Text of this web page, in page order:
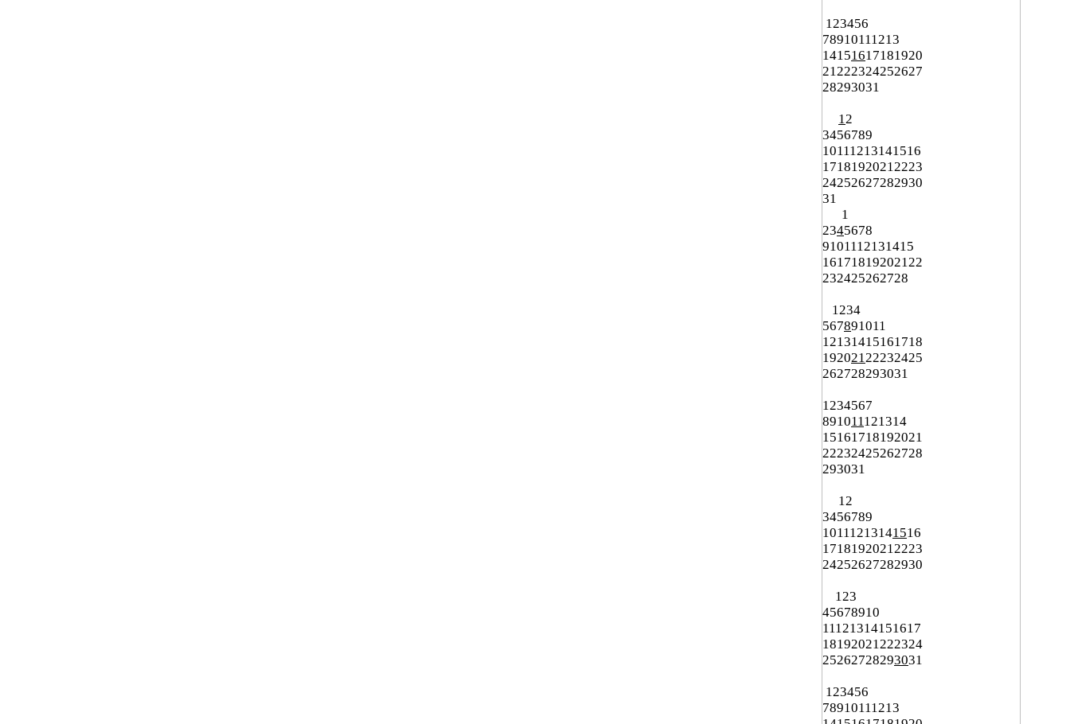
123456
78910111213
14151617181920
21222324252627
28293031
12
3456789
10111213141516
17181920212223
24252627282930
31
1
2345678
9101112131415
16171819202122
232425262728
1234
567891011
12131415161718
19202122232425
262728293031
1234567
891011121314
15161718192021
22232425262728
293031
12
3456789
10111213141516
17181920212223
24252627282930
123
45678910
11121314151617
18192021222324
25262728293031
123456
78910111213